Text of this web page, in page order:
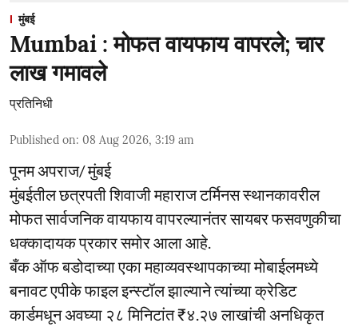
मुंबई
Mumbai : मोफत वायफाय वापरले; चार
लाख गमावले
प्रतिनिधी
Published on: 08 Aug 2026, 3:19 am
पूनम अपराज/ मुंबई
मुंबईतील छत्रपती शिवाजी महाराज टर्मिनस स्थानकावरील
मोफत सार्वजनिक वायफाय वापरल्यानंतर सायबर फसवणुकीचा
धक्कादायक प्रकार समोर आला आहे.
बँक ऑफ बडोदाच्या एका महाव्यवस्थापकाच्या मोबाईलमध्ये
बनावट एपीके फाइल इन्स्टॉल झाल्याने त्यांच्या क्रेडिट
कार्डमधून अवघ्या २८ मिनिटांत ₹४.२७ लाखांची अनधिकृत